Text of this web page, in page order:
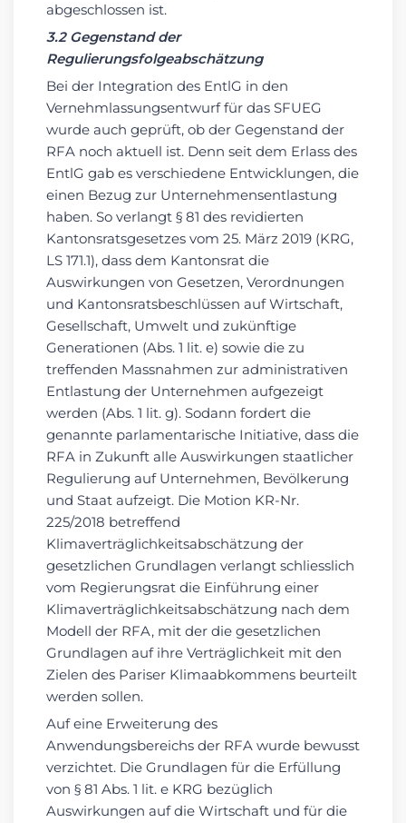
abgeschlossen ist.
3.2 Gegenstand der
Regulierungsfolgeabschätzung
Bei der Integration des EntlG in den
Vernehmlassungsentwurf für das SFUEG
wurde auch geprüft, ob der Gegenstand der
RFA noch aktuell ist. Denn seit dem Erlass des
EntlG gab es verschiedene Entwicklungen, die
einen Bezug zur Unternehmensentlastung
haben. So verlangt § 81 des revidierten
Kantonsratsgesetzes vom 25. März 2019 (KRG,
LS 171.1), dass dem Kantonsrat die
Auswirkungen von Gesetzen, Verordnungen
und Kantonsratsbeschlüssen auf Wirtschaft,
Gesellschaft, Umwelt und zukünftige
Generationen (Abs. 1 lit. e) sowie die zu
treffenden Massnahmen zur administrativen
Entlastung der Unternehmen aufgezeigt
werden (Abs. 1 lit. g). Sodann fordert die
genannte parlamentarische Initiative, dass die
RFA in Zukunft alle Auswirkungen staatlicher
Regulierung auf Unternehmen, Bevölkerung
und Staat aufzeigt. Die Motion KR-Nr.
225/2018 betreffend
Klimaverträglichkeitsabschätzung der
gesetzlichen Grundlagen verlangt schliesslich
vom Regierungsrat die Einführung einer
Klimaverträglichkeitsabschätzung nach dem
Modell der RFA, mit der die gesetzlichen
Grundlagen auf ihre Verträglichkeit mit den
Zielen des Pariser Klimaabkommens beurteilt
werden sollen.
Auf eine Erweiterung des
Anwendungsbereichs der RFA wurde bewusst
verzichtet. Die Grundlagen für die Erfüllung
von § 81 Abs. 1 lit. e KRG bezüglich
Auswirkungen auf die Wirtschaft und für die